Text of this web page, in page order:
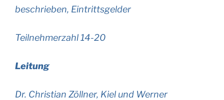
beschrieben, Eintrittsgelder
Teilnehmerzahl 14-20
Leitung
Dr. Christian Zöllner, Kiel und Werner